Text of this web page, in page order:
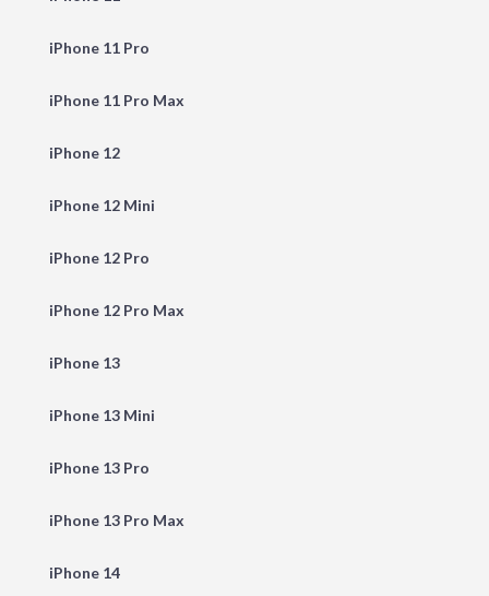
iPhone 11 Pro
iPhone 11 Pro Max
iPhone 12
iPhone 12 Mini
iPhone 12 Pro
iPhone 12 Pro Max
iPhone 13
iPhone 13 Mini
iPhone 13 Pro
iPhone 13 Pro Max
iPhone 14